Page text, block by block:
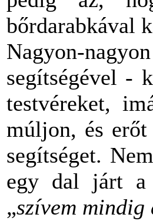
bőrdarabkával
Nagyon-
segítségével -
testvéreket,
múljon, és
segítséget.
egy dal járt a
„szívem